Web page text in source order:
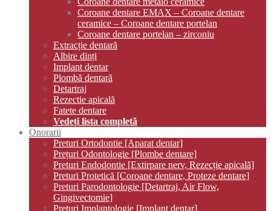
Coroane dentare EMAX – Coroane dentare
ceramice – Coroane dentare portelan
Coroane dentare portelan – zirconiu
Extracție dentară
Albire dinți
Implant dentar
Plombă dentară
Detartraj
Rezectie apicală
Fatete dentare
Vedeți lista completă
Onorarii
Preturi Ortodontie [Aparat dentar]
Prețuri Odontologie [Plombe dentare]
Preturi Endodontie [Extirpare nerv, Rezecție apicală]
Preturi Protetică [Coroane dentare, Proteze dentare]
Preturi Parodontologie [Detartraj, Air Flow,
Gingivectomie]
Preturi Implantologie [Implant dentar]